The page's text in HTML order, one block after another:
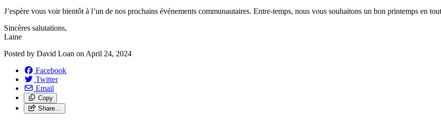
J’espère vous voir bientôt à l’un de nos prochains événements communautaires. Entre-temps, nous vous souhaitons un bon printemps en
Sincères salutations,
Laine
Posted by David Loan on April 24, 2024
Facebook
Twitter
Email
Copy
Share…